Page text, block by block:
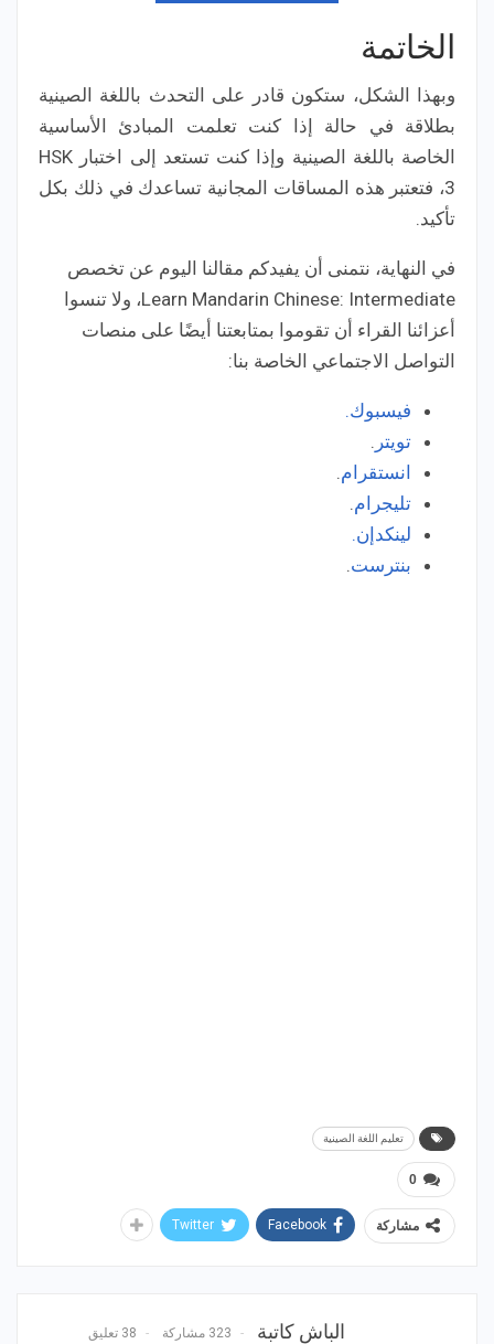
الخاتمة
وبهذا الشكل، ستكون قادر على التحدث باللغة الصينية
بطلاقة في حالة إذا كنت تعلمت المبادئ الأساسية
الخاصة باللغة الصينية وإذا كنت تستعد إلى اختبار HSK
3، فتعتبر هذه المساقات المجانية تساعدك في ذلك بكل
تأكيد.
في النهاية، نتمنى أن يفيدكم مقالنا اليوم عن تخصص
Learn Mandarin Chinese: Intermediate، ولا تنسوا
أعزائنا القراء أن تقوموا بمتابعتنا أيضًا على منصات
التواصل الاجتماعي الخاصة بنا:
فيسبوك.
تويتر .
انستقرام.
تليجرام.
لينكدإن.
بنترست.
تعليم اللغة الصينية
0
مشاركة Facebook
Twitter
الباش كاتبة 323 مشاركة 38 تعليق